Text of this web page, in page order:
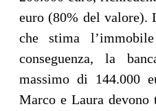
euro (80% del valore).
che stima
conseguenza, la
massimo di 144.000
Marco e Laura devono